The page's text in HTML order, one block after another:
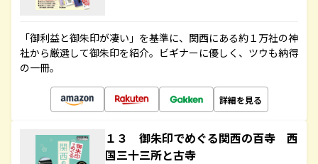
「御利益と御朱印が凄い」を基準に、関西にある約１万社の神
社から厳選して御朱印を紹介。ビギナーに優しく、ツウも納得
の一冊。
詳細を見る
１３ 御朱印でめぐる関西の百寺 西
国三十三所と古寺